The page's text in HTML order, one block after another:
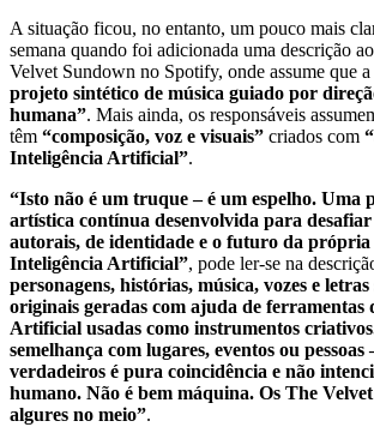
A situação ficou, no entanto, um pouco mais
semana quando foi adicionada uma descrição
Velvet Sundown no Spotify, onde assume que a
projeto sintético de música guiado por
humana”. Mais ainda, os responsáveis
têm “composição, voz e visuais” criados com
Inteligência Artificial”.
“Isto não é um truque – é um espelho. Uma
artística contínua desenvolvida para
autorais, de identidade e o futuro da própria
Inteligência Artificial”, pode ler-se na
personagens, histórias, música, vozes e letras
originais geradas com ajuda de ferramentas
Artificial usadas como instrumentos
semelhança com lugares, eventos ou
verdadeiros é pura coincidência e não
humano. Não é bem máquina. Os The
algures no meio”.